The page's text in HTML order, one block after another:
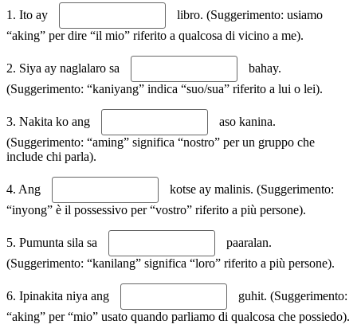
1. Ito ay
libro. (Suggerimento: usiamo
“aking” per dire “il mio” riferito a qualcosa di vicino a me).
2. Siya ay naglalaro sa
bahay.
(Suggerimento: “kaniyang” indica “suo/sua” riferito a lui o lei).
3. Nakita ko ang
aso kanina.
(Suggerimento: “aming” significa “nostro” per un gruppo che
include chi parla).
4. Ang
kotse ay malinis. (Suggerimento:
“inyong” è il possessivo per “vostro” riferito a più persone).
5. Pumunta sila sa
paaralan.
(Suggerimento: “kanilang” significa “loro” riferito a più persone).
6. Ipinakita niya ang
guhit. (Suggerimento:
“aking” per “mio” usato quando parliamo di qualcosa che possiedo).